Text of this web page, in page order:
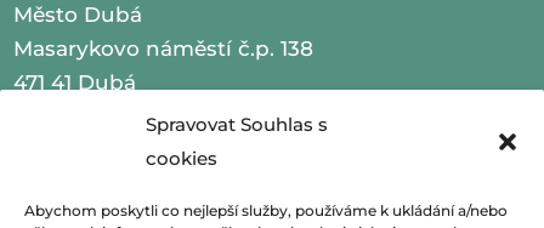
Spravovat Souhlas s
cookies
Abychom poskytli co nejlepší služby, používáme k ukládání a/nebo
Město Dubá
Masarykovo náměstí č.p. 138
471 41 Dubá
IČO 00260479